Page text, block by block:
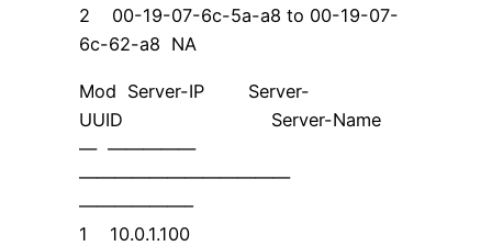
2 00-19-07-6c-5a-a8 to 00-19-07-
6c-62-a8 NA
Mod Server-IP Server-
UUID Server-Name
— —————
————————————
——————–
1 10.0.1.100